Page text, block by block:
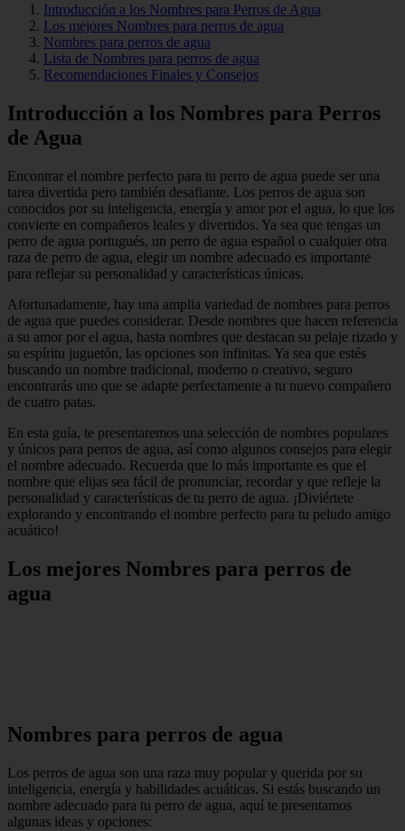
Introducción a los Nombres para Perros de Agua
Los mejores Nombres para perros de agua
Nombres para perros de agua
Lista de Nombres para perros de agua
Recomendaciones Finales y Consejos
Introducción a los Nombres para Perros
de Agua
Encontrar el nombre perfecto para tu perro de agua puede ser una
tarea divertida pero también desafiante. Los perros de agua son
conocidos por su inteligencia, energía y amor por el agua, lo que los
convierte en compañeros leales y divertidos. Ya sea que tengas un
perro de agua portugués, un perro de agua español o cualquier otra
raza de perro de agua, elegir un nombre adecuado es importante
para reflejar su personalidad y características únicas.
Afortunadamente, hay una amplia variedad de nombres para perros
de agua que puedes considerar. Desde nombres que hacen referencia
a su amor por el agua, hasta nombres que destacan su pelaje rizado y
su espíritu juguetón, las opciones son infinitas. Ya sea que estés
buscando un nombre tradicional, moderno o creativo, seguro
encontrarás uno que se adapte perfectamente a tu nuevo compañero
de cuatro patas.
En esta guía, te presentaremos una selección de nombres populares
y únicos para perros de agua, así como algunos consejos para elegir
el nombre adecuado. Recuerda que lo más importante es que el
nombre que elijas sea fácil de pronunciar, recordar y que refleje la
personalidad y características de tu perro de agua. ¡Diviértete
explorando y encontrando el nombre perfecto para tu peludo amigo
acuático!
Los mejores Nombres para perros de
agua
Nombres para perros de agua
Los perros de agua son una raza muy popular y querida por su
inteligencia, energía y habilidades acuáticas. Si estás buscando un
nombre adecuado para tu perro de agua, aquí te presentamos
algunas ideas y opciones: